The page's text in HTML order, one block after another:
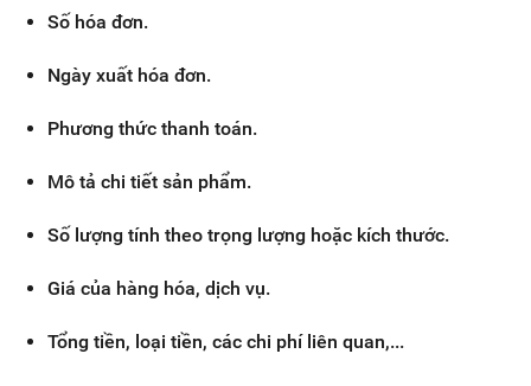
Số hóa đơn.
Ngày xuất hóa đơn.
Phương thức thanh toán.
Mô tả chi tiết sản phẩm.
Số lượng tính theo trọng lượng hoặc kích thước.
Giá của hàng hóa, dịch vụ.
Tổng tiền, loại tiền, các chi phí liên quan,...